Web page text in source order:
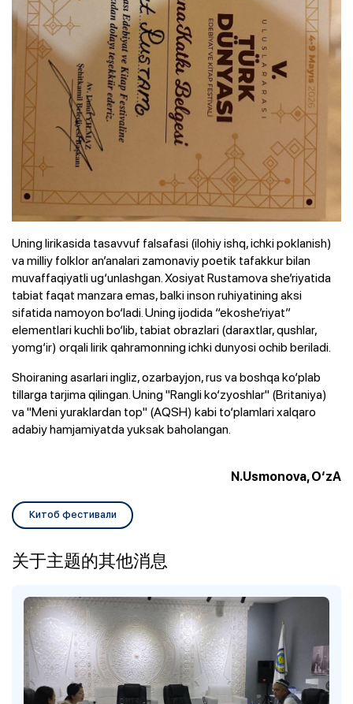
Uning lirikasida tasavvuf falsafasi (ilohiy ishq, ichki poklanish)
va milliy folklor an’analari zamonaviy poetik tafakkur bilan
muvaffaqiyatli ug‘unlashgan. Xosiyat Rustamova she’riyatida
tabiat faqat manzara emas, balki inson ruhiyatining aksi
sifatida namoyon bo‘ladi. Uning ijodida “ekoshe’riyat”
elementlari kuchli bo‘lib, tabiat obrazlari (daraxtlar, qushlar,
yomg‘ir) orqali lirik qahramonning ichki dunyosi ochib beriladi.
Shoiraning asarlari ingliz, ozarbayjon, rus va boshqa ko‘plab
tillarga tarjima qilingan. Uning "Rangli ko‘zyoshlar" (Britaniya)
va "Meni yuraklardan top" (AQSH) kabi to‘plamlari xalqaro
adabiy hamjamiyatda yuksak baholangan.
N.Usmonova, O‘zA
Китоб фестивали
关于主题的其他消息